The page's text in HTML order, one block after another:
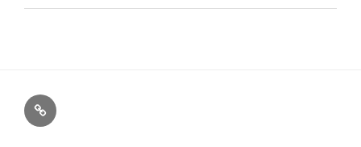
ホ
イ